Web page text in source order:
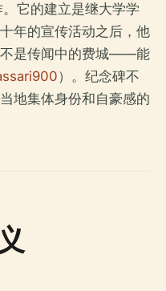
它的建立是继大学学
年的宣传活动之后，他
是传闻中的费城——能
）。纪念碑不
地集体身份和自豪感的